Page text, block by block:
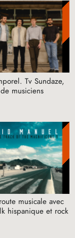
Tv Sundaze,
musiciens
musicale avec
hispanique et rock